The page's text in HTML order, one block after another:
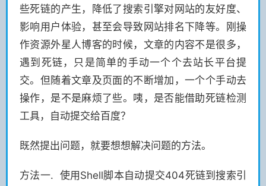
些死链的产生，降低了搜索引擎对网站的友好度、
影响用户体验，甚至会导致网站排名下降等。刚操
作资源外星人博客的时候，文章的内容不是很多，
遇到死链，只是简单的手动一个个去站长平台提
交。但随着文章及页面的不断增加，一个个手动去
操作，是不是麻烦了些。咦，是否能借助死链检测
工具，自动提交给百度？
既然提出问题，就要想想解决问题的方法。
方法一. 使用Shell脚本自动提交404死链到搜索引